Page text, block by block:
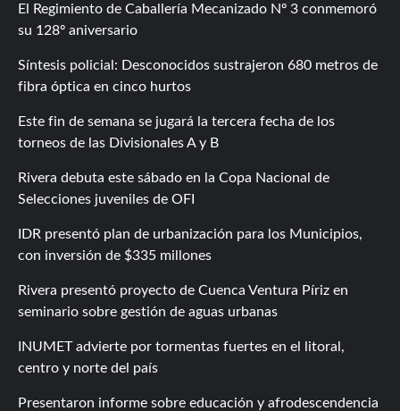
El Regimiento de Caballería Mecanizado Nº 3 conmemoró
su 128º aniversario
Síntesis policial: Desconocidos sustrajeron 680 metros de
fibra óptica en cinco hurtos
Este fin de semana se jugará la tercera fecha de los
torneos de las Divisionales A y B
Rivera debuta este sábado en la Copa Nacional de
Selecciones juveniles de OFI
IDR presentó plan de urbanización para los Municipios,
con inversión de $335 millones
Rivera presentó proyecto de Cuenca Ventura Píriz en
seminario sobre gestión de aguas urbanas
INUMET advierte por tormentas fuertes en el litoral,
centro y norte del país
Presentaron informe sobre educación y afrodescendencia